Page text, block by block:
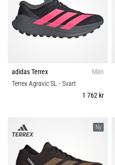
löpning
och
beeptest:
de
och
praktiken
testar
Färg
Pris
Typ av löpning
Säsong
adidas Terrex
Män
Terrex Agravic SL - Svart
1 762 kr
Ny